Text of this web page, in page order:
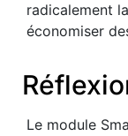
radicalement
économiser
Le module